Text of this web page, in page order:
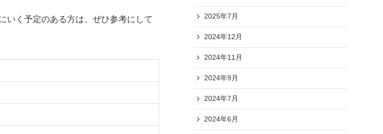
いく予定のある方は、ぜひ参考にして
2025年7月
2024年12月
2024年11月
2024年9月
2024年7月
2024年6月